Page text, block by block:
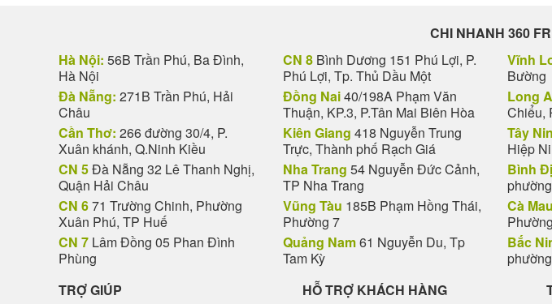
CHI NHANH 360
Hà Nội: 56B Trần Phú, Ba Đình,
Hà Nội
Đà Nẵng: 271B Trần Phú, Hải
Châu
Cần Thơ: 266 đường 30/4, P.
Xuân khánh, Q.Ninh Kiều
CN 5Đà Nẵng 32 Lê Thanh Nghị,
Quận Hải Châu
CN 671 Trường Chinh, Phường
Xuân Phú, TP Huế
CN 7 Lâm Đồng 05 Phan Đình
Phùng
CN 8 Bình Dương 151 Phú Lợi, P.
Phú Lợi, Tp. Thủ Dầu Một
Đồng Nai40/198A Phạm Văn
Thuận, KP.3, P.Tân Mai Biên Hòa
Kiên Giang 418 Nguyễn Trung
Trực, Thành phố Rạch Giá
Nha Trang 54 Nguyễn Đức Cảnh,
TP Nha Trang
Vũng Tàu 185B Phạm Hồng Thái,
Phường 7
Quảng Nam61 Nguyễn Du, Tp
Tam Kỳ
Vĩnh
Bường
Long
Chiểu,
Tây
Hiệp
Bình
Cà Mau
Bắc
TRỢ GIÚP HỖ TRỢ KHÁCH HÀNG